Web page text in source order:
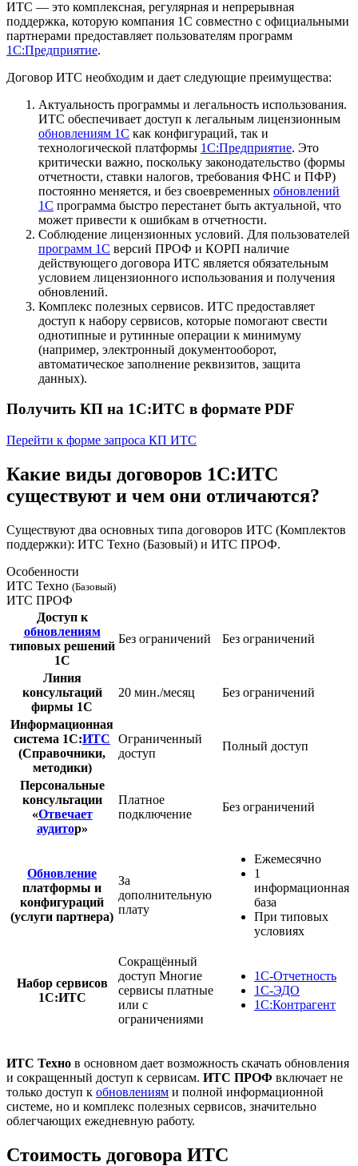
ИТС — это комплексная, регулярная и непрерывная
поддержка, которую компания 1С совместно с официальными
партнерами предоставляет пользователям программ
1С:Предприятие.
Договор ИТС необходим и дает следующие преимущества:
Актуальность программы и легальность использования.
ИТС обеспечивает доступ к легальным лицензионным
обновлениям 1С как конфигураций, так и
технологической платформы 1С:Предприятие. Это
критически важно, поскольку законодательство (формы
отчетности, ставки налогов, требования ФНС и ПФР)
постоянно меняется, и без своевременных обновлений
1С программа быстро перестанет быть актуальной, что
может привести к ошибкам в отчетности.
Соблюдение лицензионных условий. Для пользователей
программ 1С версий ПРОФ и КОРП наличие
действующего договора ИТС является обязательным
условием лицензионного использования и получения
обновлений.
Комплекс полезных сервисов. ИТС предоставляет
доступ к набору сервисов, которые помогают свести
однотипные и рутинные операции к минимуму
(например, электронный документооборот,
автоматическое заполнение реквизитов, защита
данных).
Получить КП на 1С:ИТС в формате PDF
Перейти к форме запроса КП ИТС
Какие виды договоров 1С:ИТС
существуют и чем они отличаются?
Существуют два основных типа договоров ИТС (Комплектов
поддержки): ИТС Техно (Базовый) и ИТС ПРОФ.
Особенности
ИТС Техно (Базовый)
ИТС ПРОФ
Доступ к
обновлениям
типовых решений
1С
Без ограничений Без ограничений
Линия
консультаций
фирмы 1С
20 мин./месяц Без ограничений
Информационная
система 1С:ИТС
(Справочники,
методики)
Ограниченный
доступ
Полный доступ
Персональные
консультации
«Отвечает
аудитор»
Платное
подключение
Без ограничений
Обновление
платформы и
конфигураций
(услуги партнера)
За
дополнительную
плату
Ежемесячно
1
информационная
база
При типовых
условиях
Набор сервисов
1С:ИТС
Сокращённый
доступ Многие
сервисы платные
или с
ограничениями
1С-Отчетность
1С-ЭДО
1С:Контрагент
ИТС Техно в основном дает возможность скачать обновления
и сокращенный доступ к сервисам. ИТС ПРОФ включает не
только доступ к обновлениям и полной информационной
системе, но и комплекс полезных сервисов, значительно
облегчающих ежедневную работу.
Стоимость договора ИТС